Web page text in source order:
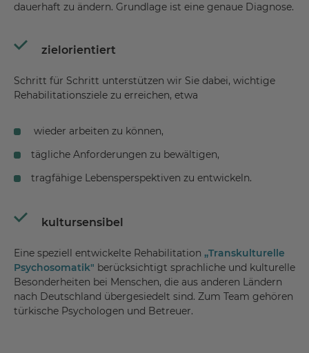
dauerhaft zu ändern. Grundlage ist eine genaue Diagnose.
zielorientiert
Schritt für Schritt unterstützen wir Sie dabei, wichtige
Rehabilitationsziele zu erreichen, etwa
wieder arbeiten zu können,
tägliche Anforderungen zu bewältigen,
tragfähige Lebensperspektiven zu entwickeln.
kultursensibel
Eine speziell entwickelte Rehabilitation „Transkulturelle
Psychosomatik" berücksichtigt sprachliche und kulturelle
Besonderheiten bei Menschen, die aus anderen Ländern
nach Deutschland übergesiedelt sind. Zum Team gehören
türkische Psychologen und Betreuer.